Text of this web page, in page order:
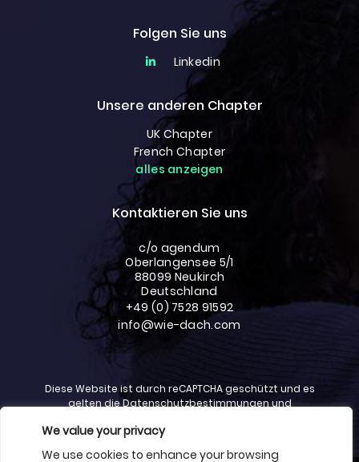
We value your privacy
We use cookies to enhance your browsing
Folgen Sie uns
Linkedin
Unsere anderen Chapter
UK Chapter
French Chapter
alles anzeigen
Kontaktieren Sie uns
c/o agendum
Oberlangensee 5/1
88099 Neukirch
Deutschland
+49 (0) 7528 91592
info@wie-dach.com
Diese Website ist durch reCAPTCHA geschützt und es
gelten dieDatenschutzbestimmungenund